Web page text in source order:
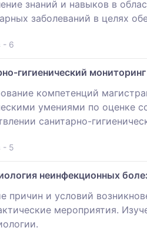
знаний и навыков в
заболеваний в целях
- 6
гигиенический
компетенций
умениями по оценке
санитарно-
- 5
неинфекционных
причин и условий
мероприятия.